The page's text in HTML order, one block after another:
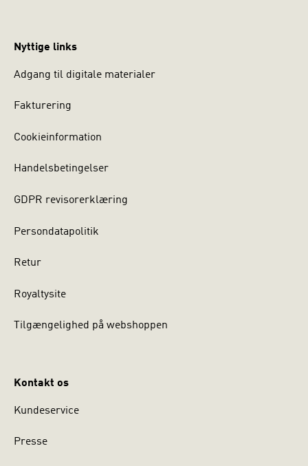
Nyttige links
Adgang til digitale materialer
Fakturering
Cookieinformation
Handelsbetingelser
GDPR revisorerklæring
Persondatapolitik
Retur
Royaltysite
Tilgængelighed på webshoppen
Kontakt os
Kundeservice
Presse